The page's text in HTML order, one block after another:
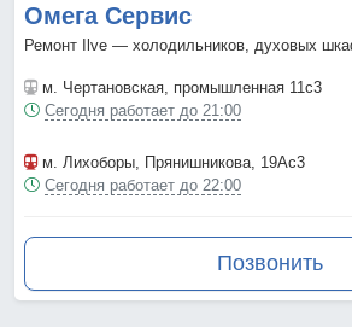
Омега Сервис
Ремонт Ilve — холодильников, духовых
м. Чертановская , промышленная 11с3
Сегодня работает до 21:00
м. Лихоборы , Прянишникова, 19Ас3
Сегодня работает до 22:00
Позвонить